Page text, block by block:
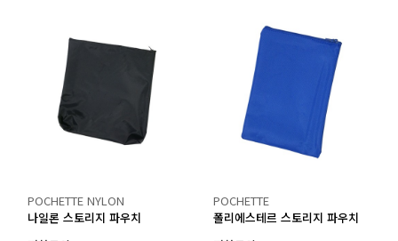
POCHETTE NYLON
나일론 스토리지 파우치
POCHETTE
폴리에스테르 스토리지 파우치